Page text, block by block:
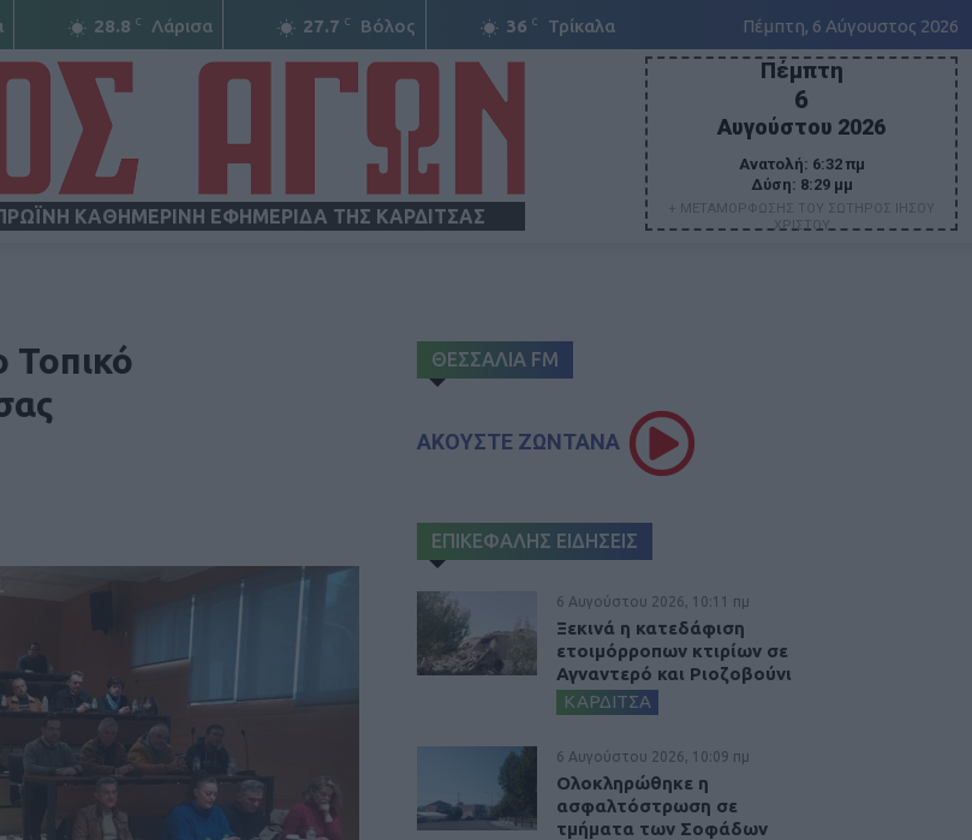
28.8 C Λάρισα 27.7 C Βόλος 36 C Τρίκαλα Πέμπτη, 6 Αύγουστος 2026
ΚΑΘΗΜΕΡΙΝΗ ΕΦΗΜΕΡΙΔΑ ΤΗΣ ΚΑΡΔΙΤΣΑΣ
Πέμπτη
6
Αυγούστου 2026
Ανατολή: 6:32 πμ
Δύση: 8:29 μμ
+ ΜΕΤΑΜΟΡΦΩΣΗΣ ΤΟΥ ΣΩΤΗΡΟΣ ΙΗΣΟΥ
ΧΡΙΣΤΟΥ
Τοπικό
ΘΕΣΣΑΛΙΑ FM
ΑΚΟΥΣΤΕ ΖΩΝΤΑΝΑ
ΕΠΙΚΕΦΑΛΗΣ ΕΙΔΗΣΕΙΣ
6 Αυγούστου 2026, 10:11 πμ
Ξεκινά η κατεδάφιση
ετοιμόρροπων κτιρίων σε
Αγναντερό και Ριοζοβούνι
ΚΑΡΔΙΤΣΑ
6 Αυγούστου 2026, 10:09 πμ
Ολοκληρώθηκε η
ασφαλτόστρωση σε
τμήματα των Σοφάδων